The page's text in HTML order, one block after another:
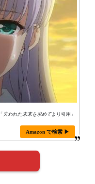
「失われた未来を求めてより引用」
Amazon で検索 ▶